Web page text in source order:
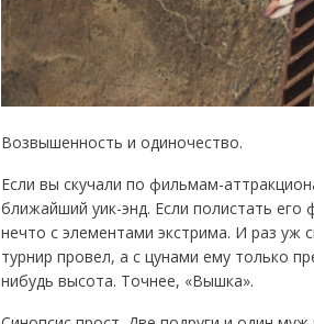
Возвышенность и одиночество.
Если вы скучали по фильмам-
ближайший уик-энд. Если полистать
нечто с элементами экстрима. И раз уж
турнир провел, а с цунами ему только
нибудь высота. Точнее, «Вышка».